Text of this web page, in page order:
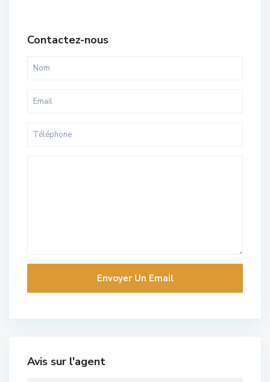
Contactez-nous
Avis sur l'agent